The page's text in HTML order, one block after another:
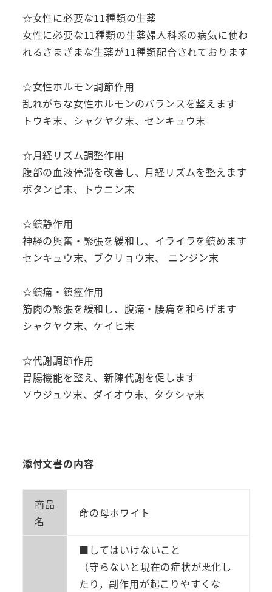
不
順
血
道
症
イ
イ
ラ
冷
性
個
☆女性に必要な11種類の生薬
女性に必要な11種類の生薬婦人科系の病気に使わ
れるさまざまな生薬が11種類配合されております
☆女性ホルモン調節作用
乱れがちな女性ホルモンのバランスを整えます
トウキ末、シャクヤク末、センキュウ末
☆月経リズム調整作用
腹部の血液停滞を改善し、月経リズムを整えます
ボタンピ末、トウニン末
☆鎮静作用
神経の興奮・緊張を緩和し、イライラを鎮めます
センキュウ末、ブクリョウ末、 ニンジン末
☆鎮痛・鎮痙作用
筋肉の緊張を緩和し、腹痛・腰痛を和らげます
シャクヤク末、ケイヒ末
☆代謝調節作用
胃腸機能を整え、新陳代謝を促します
ソウジュツ末、ダイオウ末、タクシャ末
添付文書の内容
商品
名
命の母ホワイト
■してはいけないこと
（守らないと現在の症状が悪化し
たり，副作用が起こりやすくな